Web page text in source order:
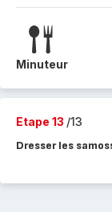
Minuteur
Etape 13 /13
Dresser les